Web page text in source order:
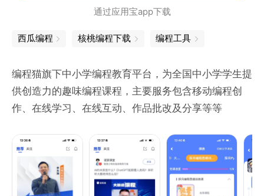
通过应用宝app下载
西瓜编程 核桃编程下载 编程工具
编程猫旗下中小学编程教育平台，为全国中小学学生提
供创造力的趣味编程课程，主要服务包含移动编程创
作、在线学习、在线互动、作品批改及分享等等